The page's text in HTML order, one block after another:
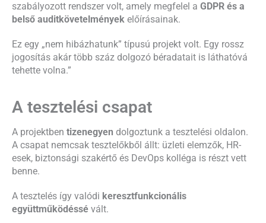
szabályozott rendszer volt, amely megfelel a GDPR és a
belső auditkövetelmények előírásainak.
Ez egy „nem hibázhatunk” típusú projekt volt. Egy rossz
jogosítás akár több száz dolgozó béradatait is láthatóvá
tehette volna.”
A tesztelési csapat
A projektben tizenegyen dolgoztunk a tesztelési oldalon.
A csapat nemcsak tesztelőkből állt: üzleti elemzők, HR-
esek, biztonsági szakértő és DevOps kolléga is részt vett
benne.
A tesztelés így valódi keresztfunkcionális
együttműködéssé vált.